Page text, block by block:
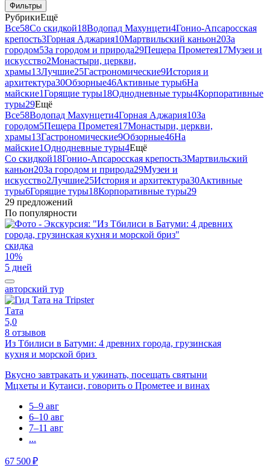
Фильтры
РубрикиЕщё
Все58Со скидкой18Водопад Махунцети4Гонио-Апсаросская
крепость3Горная Аджария10Мартвильский каньон20За
городом5За городом и природа29Пещера Прометея17Музеи и
искусство2Монастыри, церкви,
храмы13Лучшие25Гастрономические9История и
архитектура30Обзорные46Активные туры6На
майские1Горящие туры18Однодневные туры4Корпоративные
туры29Ещё
Все58Водопад Махунцети4Горная Аджария10За
городом5Пещера Прометея17Монастыри, церкви,
храмы13Гастрономические9Обзорные46На
майские1Однодневные туры4Ещё
Со скидкой18Гонио-Апсаросская крепость3Мартвильский
каньон20За городом и природа29Музеи и
искусство2Лучшие25История и архитектура30Активные
туры6Горящие туры18Корпоративные туры29
29 предложений
По популярности
скидка
10%
5 дней
авторский тур
Тата
5,0
8 отзывов
Из Тбилиси в Батуми: 4 древних города, грузинская
кухня и морской бриз
Вкусно завтракать и ужинать, посещать святыни
Мцхеты и Кутаиси, говорить о Прометее и винах
5–9 авг
6–10 авг
7–11 авг
...
67 500 ₽